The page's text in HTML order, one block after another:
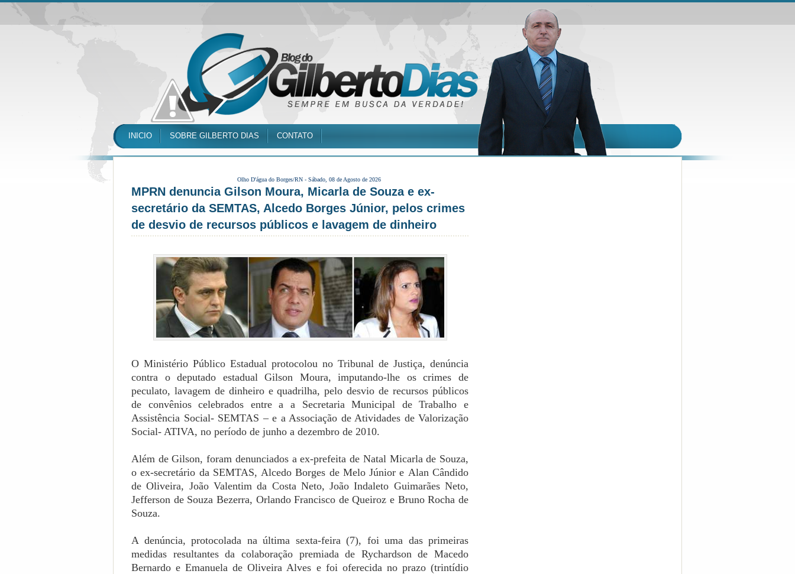
INICIO SOBRE GILBERTO DIAS CONTATO
Olho D'água do Borges/RN - Sábado, 08 de Agosto de 2026
MPRN denuncia Gilson Moura, Micarla de Souza e ex-
secretário da SEMTAS, Alcedo Borges Júnior, pelos crimes
de desvio de recursos públicos e lavagem de dinheiro
O Ministério Público Estadual protocolou no Tribunal de Justiça, denúncia
contra o deputado estadual Gilson Moura, imputando-lhe os crimes de
peculato, lavagem de dinheiro e quadrilha, pelo desvio de recursos públicos
de convênios celebrados entre a a Secretaria Municipal de Trabalho e
Assistência Social- SEMTAS – e a Associação de Atividades de Valorização
Social- ATIVA, no período de junho a dezembro de 2010.
Além deGilson, foram denunciados a ex-prefeita de Natal Micarla de Souza,
o ex-secretário da SEMTAS,Alcedo Borges de Melo Júnior e Alan Cândido
de Oliveira, João Valentim da Costa Neto, João Indaleto Guimarães Neto,
Jefferson de Souza Bezerra, Orlando Francisco de Queiroz e Bruno Rocha de
Souza.
A denúncia, protocolada na última sexta-feira (7), foi uma das primeiras
medidas resultantes da colaboração premiada de Rychardson de Macedo
Bernardo eEmanuela de Oliveira Alves e foi oferecida no prazo (trintídio